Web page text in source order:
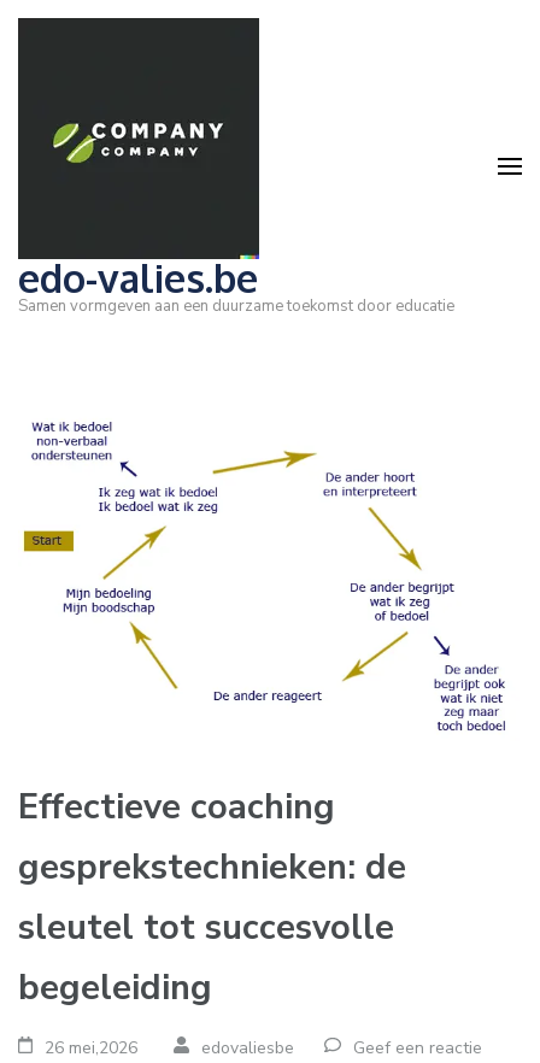
Ga
edo-valies.be
Samen vormgeven aan een duurzame toekomst door educatie
Effectieve coaching
gesprekstechnieken: de
sleutel tot succesvolle
begeleiding
26 mei,2026 edovaliesbe Geef een reactie